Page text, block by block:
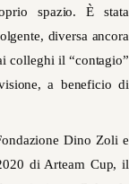
spazio. È stata
diversa ancora
colleghi il “contagio”
a beneficio di
Dino Zoli e
di Arteam Cup, il